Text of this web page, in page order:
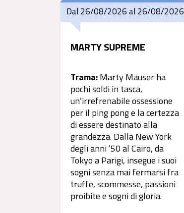
Dal 26/08/2026 al 26/08/2026
MARTY SUPREME
Trama:Marty Mauser ha
pochi soldi in tasca,
un’irrefrenabile ossessione
per il ping pong e la certezza
di essere destinato alla
grandezza. Dalla New York
degli anni ’50 al Cairo, da
Tokyo a Parigi, insegue i suoi
sogni senza mai fermarsi fra
truffe, scommesse, passioni
proibite e sogni di gloria.